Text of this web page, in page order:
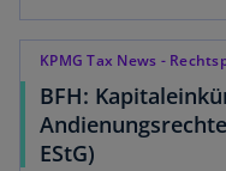
KPMG Tax News -
BFH:
EStG)